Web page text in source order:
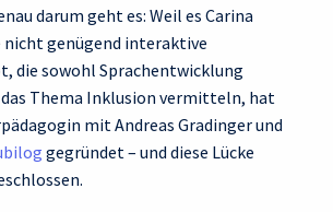
darum geht es: Weil es Carina
genügend interaktive
die sowohl Sprachentwicklung
Thema Inklusion vermitteln, hat
mit Andreas Gradinger und
gegründet – und diese Lücke